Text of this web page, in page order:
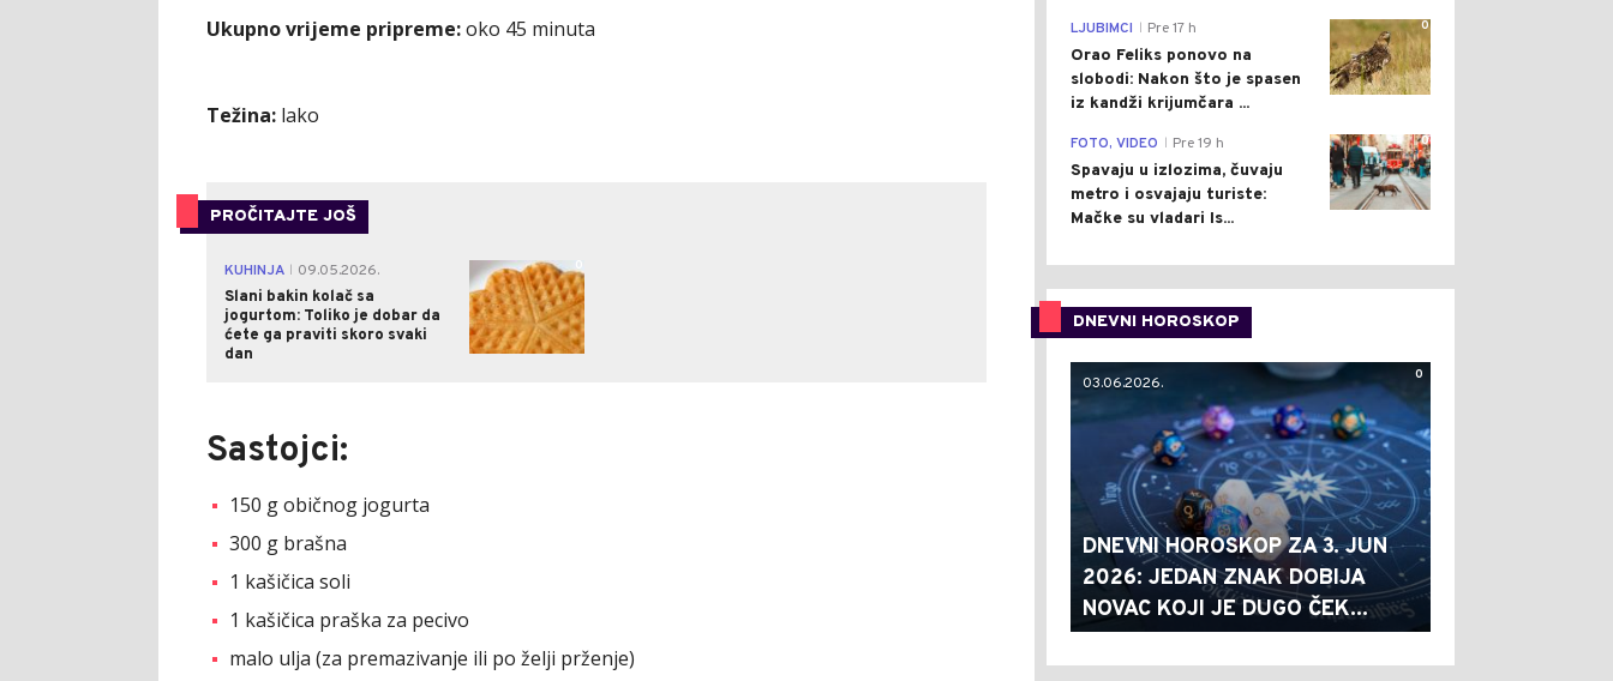
Ukupno vrijeme pripreme:oko 45 minuta
Težina: lako
PROČITAJTE JOŠ
KUHINJA
09.05.2026.
Slani bakin kolač sa
jogurtom: Toliko je dobar da
ćete ga praviti skoro svaki
dan
0
Sastojci:
150 g običnog jogurta
300 g brašna
1 kašičica soli
1 kašičica praška za pecivo
malo ulja (za premazivanje ili po želji prženje)
0
LJUBIMCI Pre 17 h
Orao Feliks ponovo na
slobodi: Nakon što je spasen
iz kandži krijumčara ...
0
FOTO, VIDEO Pre 19 h
Spavaju u izlozima, čuvaju
metro i osvajaju turiste:
Mačke su vladari Is...
DNEVNI HOROSKOP
0
03.06.2026.
DNEVNI HOROSKOP ZA 3. JUN
2026: JEDAN ZNAK DOBIJA
NOVAC KOJI JE DUGO ČEK...